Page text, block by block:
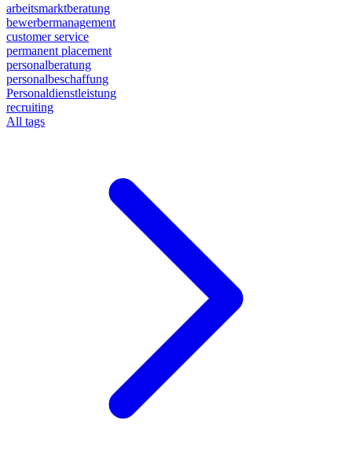
arbeitsmarktberatung
bewerbermanagement
customer service
permanent placement
personalberatung
personalbeschaffung
Personaldienstleistung
recruiting
All tags